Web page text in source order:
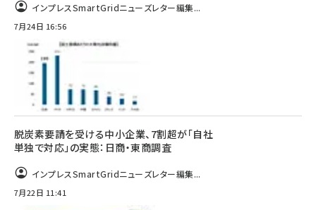
インプレスSmartGridニューズレター編集...
7月24日 16:56
脱炭素要請を受ける中小企業、7割超が「自社
単独で対応」の実態：日商・東商調査
インプレスSmartGridニューズレター編集...
7月22日 11:41